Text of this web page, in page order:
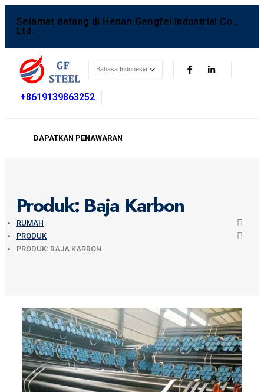
Selamat datang di Henan Gengfei Industrial Co.,
Ltd.
+8619139863252
DAPATKAN PENAWARAN
Produk: Baja Karbon
RUMAH
PRODUK
PRODUK: BAJA KARBON